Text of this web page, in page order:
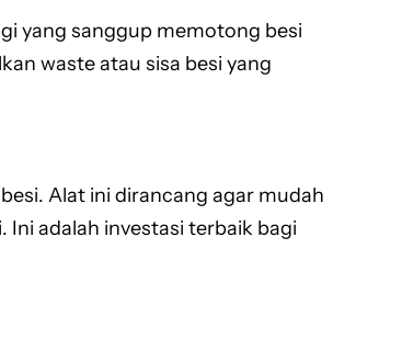
yang sanggup memotong besi
waste atau sisa besi yang
Alat ini dirancang agar mudah
adalah investasi terbaik bagi